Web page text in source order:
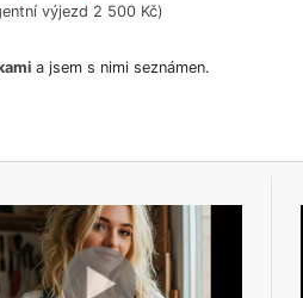
výjezd 2 500 Kč)
a jsem s nimi seznámen.